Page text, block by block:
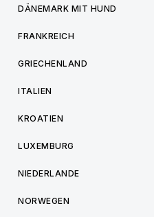
DÄNEMARK MIT HUND
FRANKREICH
GRIECHENLAND
ITALIEN
KROATIEN
LUXEMBURG
NIEDERLANDE
NORWEGEN